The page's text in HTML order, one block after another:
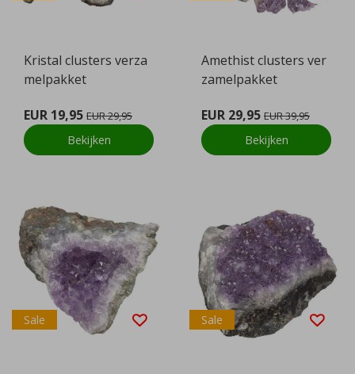
Kristal clusters verza
melpakket
EUR 19,95 EUR 29,95
Bekijken
Amethist clusters ver
zamelpakket
EUR 29,95 EUR 39,95
Bekijken
Sale Sale